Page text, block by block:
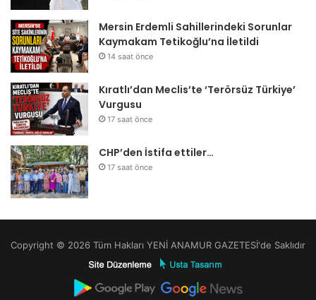
Mersin Erdemli Sahillerindeki Sorunlar
Kaymakam Tetikoğlu’na İletildi
14 saat önce
Kıratlı’dan Meclis’te ‘Terörsüz Türkiye’
Vurgusu
17 saat önce
CHP’den İstifa ettiler…
17 saat önce
Copyright © 2026 Tüm Hakları YENİ ANAMUR GAZETESİ'de Saklıdır